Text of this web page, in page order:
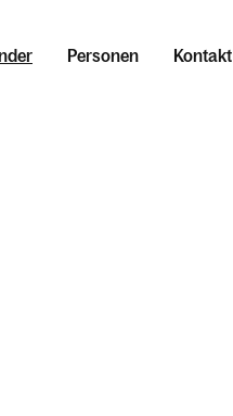
Personen Kontakt